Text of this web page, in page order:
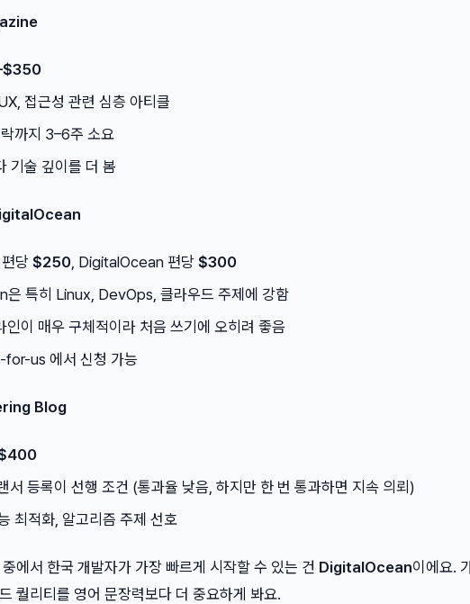
접근성 관련 심층 아티클
까지 3–6주 소요
기술 깊이를 더 봄
당 $250 , DigitalOcean 편당 $300
특히 Linux, DevOps, 클라우드 주제에 강함
인이 매우 구체적이라 처음 쓰기에 오히려 좋음
us 에서 신청 가능
Blog
서 등록이 선행 조건 (통과율 낮음, 하지만 한 번 통과하면 지속 의뢰)
최적화, 알고리즘 주제 선호
에서 한국 개발자가 가장 빠르게 시작할 수 있는 건 DigitalOcean이에요.
퀄리티를 영어 문장력보다 더 중요하게 봐요.